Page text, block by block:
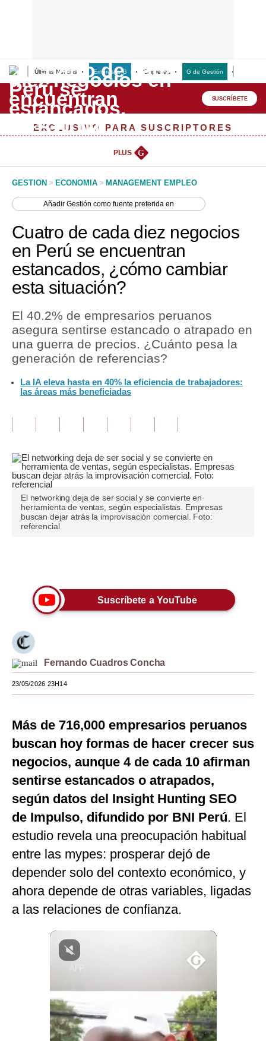
Últimas Noticias Empresas G Empresas G de Gestión
Lo último
Peru Quiosco
Management & Empleo
Perú
Política
Tu Dinero
Finanzas Personales
Inmobiliarias
Plus G
Opinión
Pregunta de hoy
Blogs
Tendencias
Lujo
Viajes
Mundo
México
España
Internacional
Club del Suscriptor
Mix
G de Gestión
Notas Contratadas
Podcast
Gestión TV
Videos
Fotogalerías
Condiciones
SUSCRÍBETE
EXCLUSIVO PARA SUSCRIPTORES
PLUS G
GESTION > ECONOMIA > MANAGEMENT EMPLEO
AñadirGestión como fuente preferida en
Cuatro de cada diez negocios
en Perú se encuentran
estancados, ¿cómo cambiar
esta situación?
El 40.2% de empresarios peruanos
asegura sentirse estancado o atrapado en
una guerra de precios. ¿Cuánto pesa la
generación de referencias?
La IA eleva hasta en 40% la eficiencia de trabajadores:
las áreas más beneficiadas
El networking deja de ser social y se convierte en
herramienta de ventas, según especialistas. Empresas
buscan dejar atrás la improvisación comercial. Foto:
referencial
Suscríbete a YouTube
Fernando Cuadros Concha
23/05/2026 23H14
Más de 716,000 empresarios peruanos
buscan hoy formas de hacer crecer sus
negocios, aunque 4 de cada 10 afirman
sentirse estancados o atrapados,
según datos del Insight Hunting SEO
de Impulso, difundido por BNI Perú. El
estudio revela una preocupación habitual
entre las mypes: prosperar dejó de
depender solo del contexto económico, y
ahora depende de otras variables, ligadas
a las relaciones de confianza.